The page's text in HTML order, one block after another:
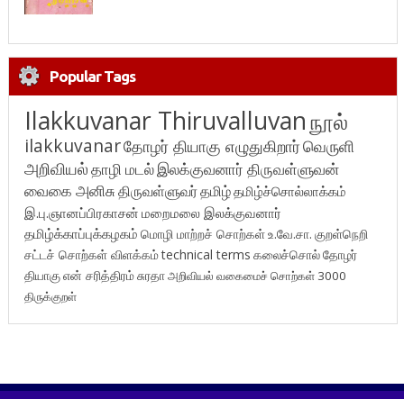
Popular Tags
Ilakkuvanar Thiruvalluvanநூல்
ilakkuvanarதோழர் தியாகு எழுதுகிறார்வெருளி
அறிவியல்தாழி மடல்இலக்குவனார் திருவள்ளுவன்
வைகை அனிசுதிருவள்ளுவர்தமிழ்தமிழ்ச்சொல்லாக்கம்
இ.பு.ஞானப்பிரகாசன் மறைமலை இலக்குவனார்
தமிழ்க்காப்புக்கழகம் மொழி மாற்றச் சொற்கள்உ.வே.சா. குறள்நெறி
சட்டச் சொற்கள் விளக்கம்technical terms கலைச்சொல்தோழர்
தியாகுஎன் சரித்திரம்சுரதாஅறிவியல் வகைமைச் சொற்கள் 3000
திருக்குறள்